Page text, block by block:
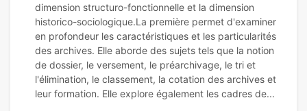
dimension structuro-fonctionnelle et la dimension
historico-sociologique.La première permet d'examiner
en profondeur les caractéristiques et les particularités
des archives. Elle aborde des sujets tels que la notion
de dossier, le versement, le préarchivage, le tri et
l'élimination, le classement, la cotation des archives et